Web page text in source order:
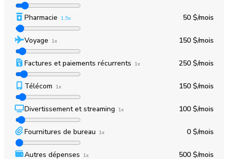
Pharmacie 1,5x 50 $/mois
Voyage 1x 150 $/mois
Factures et paiements récurrents 1x 250 $/mois
Télécom 1x 150 $/mois
Divertissement et streaming 1x 100 $/mois
Fournitures de bureau 1x 0 $/mois
Autres dépenses 1x 500 $/mois